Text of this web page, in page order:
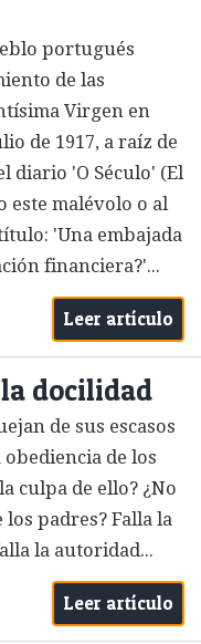
portugués
de las
Virgen en
de 1917, a raíz de
diario 'O Século' (El
este malévolo o al
'Una embajada
financiera?'...
Leer artículo
docilidad
de sus escasos
de los
culpa de ello? ¿No
los padres? Falla la
la autoridad...
Leer artículo